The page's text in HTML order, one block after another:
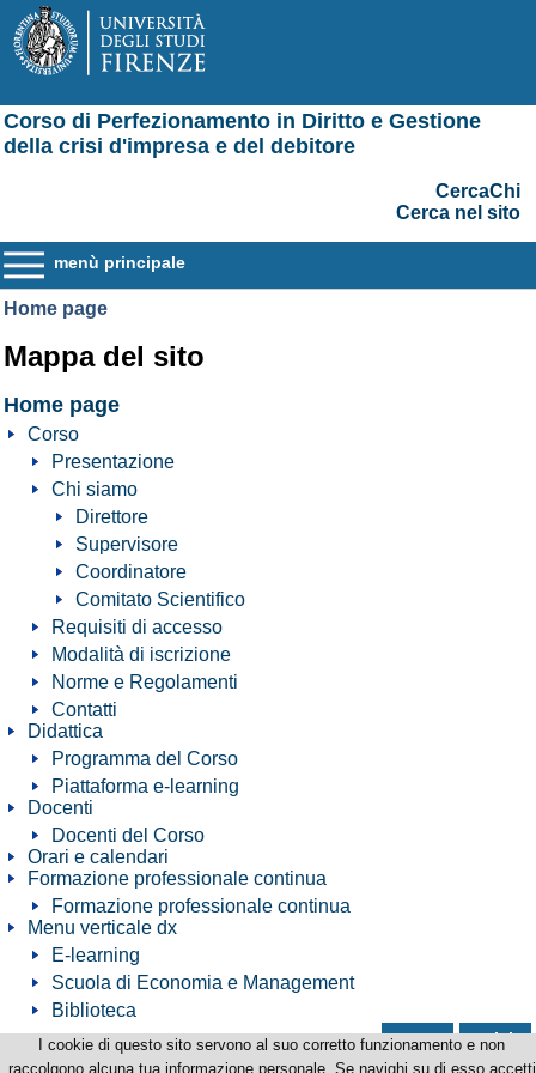
Corso di Perfezionamento in Diritto e Gestione
della crisi d'impresa e del debitore
CercaChi
Cerca nel sito
menù principale
Home page
Mappa del sito
Home page
Corso
Presentazione
Chi siamo
Direttore
Supervisore
Coordinatore
Comitato Scientifico
Requisiti di accesso
Modalità di iscrizione
Norme e Regolamenti
Contatti
Didattica
Programma del Corso
Piattaforma e-learning
Docenti
Docenti del Corso
Orari e calendari
Formazione professionale continua
Formazione professionale continua
Menu verticale dx
E-learning
Scuola di Economia e Management
Biblioteca
news avvisi
Corso di Perfezionamento in Diritto e Gestione della crisi d'impresa e del debitore
I cookie di questo sito servono al suo corretto funzionamento e non
raccolgono alcuna tua informazione personale. Se navighi su di esso accetti